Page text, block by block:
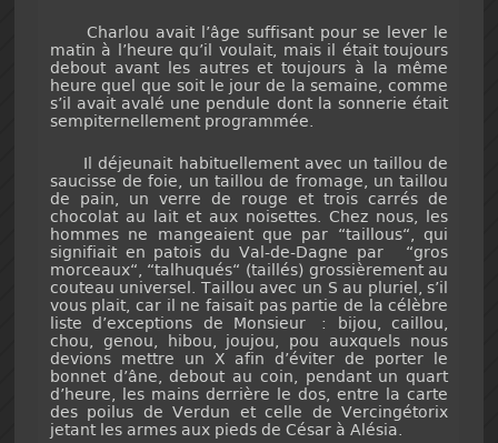
Charlou avait l’âge suffisant pour se lever le
matin à l’heure qu’il voulait, mais il était toujours
debout avant les autres et toujours à la même
heure quel que soit le jour de la semaine, comme
s’il avait avalé une pendule dont la sonnerie était
sempiternellement programmée.
Il déjeunait habituellement avec un taillou de
saucisse de foie, un taillou de fromage, un taillou
de pain, un verre de rouge et trois carrés de
chocolat au lait et aux noisettes. Chez nous, les
hommes ne mangeaient que par “taillous“, qui
signifiait en patois du Val-de-Dagne par “gros
morceaux“, “talhuqués“ (taillés) grossièrement au
couteau universel. Taillou avec un S au pluriel, s’il
vous plait, car il ne faisait pas partie de la célèbre
liste d’exceptions de Monsieur : bijou, caillou,
chou, genou, hibou, joujou, pou auxquels nous
devions mettre un X afin d’éviter de porter le
bonnet d’âne, debout au coin, pendant un quart
d’heure, les mains derrière le dos, entre la carte
des poilus de Verdun et celle de Vercingétorix
jetant les armes aux pieds de César à Alésia.